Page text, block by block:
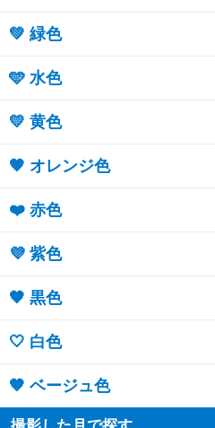
💚 緑色
🩵 水色
💛 黄色
🧡 オレンジ色
❤️ 赤色
💜 紫色
🖤 黒色
🤍 白色
🤎 ベージュ色